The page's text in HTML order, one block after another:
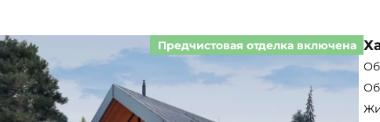
Предчистовая отделка включена